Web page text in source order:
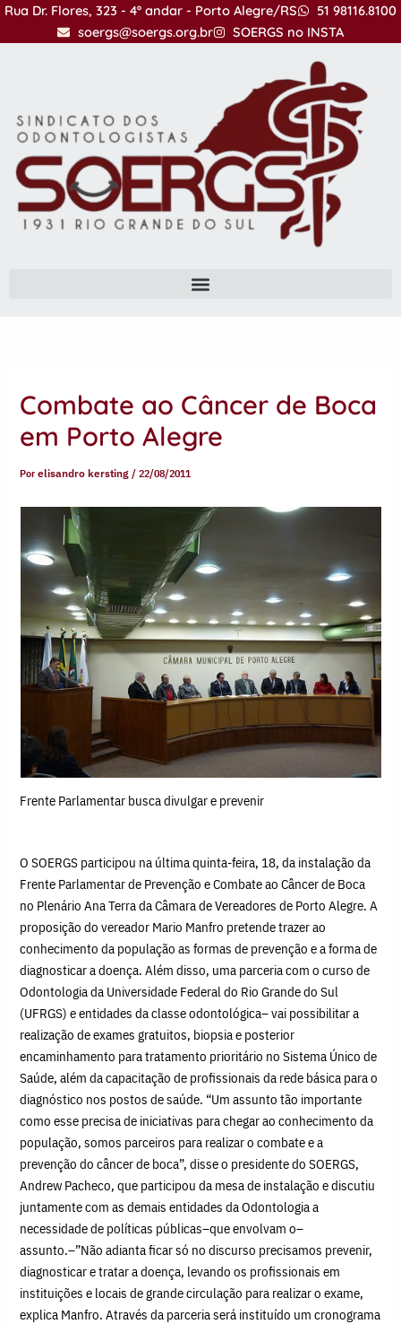
IrRua Dr. Flores, 323 - 4º andar - Porto Alegre/RS
51 98116.8100
soergs@soergs.org.br
SOERGS no INSTA
Combate ao Câncer de Boca
em Porto Alegre
Porelisandro kersting /22/08/2011
Frente Parlamentar busca divulgar e prevenir
O SOERGS participou na última quinta-feira, 18, da instalação da
Frente Parlamentar de Prevenção e Combate ao Câncer de Boca
no Plenário Ana Terra da Câmara de Vereadores de Porto Alegre. A
proposição do vereador Mario Manfro pretende trazer ao
conhecimento da população as formas de prevenção e a forma de
diagnosticar a doença. Além disso, uma parceria com o curso de
Odontologia da Universidade Federal do Rio Grande do Sul
(UFRGS) e entidades da classe odontológica– vai possibilitar a
realização de exames gratuitos, biopsia e posterior
encaminhamento para tratamento prioritário no Sistema Único de
Saúde, além da capacitação de profissionais da rede básica para o
diagnóstico nos postos de saúde. “Um assunto tão importante
como esse precisa de iniciativas para chegar ao conhecimento da
população, somos parceiros para realizar o combate e a
prevenção do câncer de boca”, disse o presidente do SOERGS,
Andrew Pacheco, que participou da mesa de instalação e discutiu
juntamente com as demais entidades da Odontologia a
necessidade de políticas públicas–que envolvam o–
assunto.–”Não adianta ficar só no discurso precisamos prevenir,
diagnosticar e tratar a doença, levando os profissionais em
instituições e locais de grande circulação para realizar o exame,
explica Manfro. Através da parceria será instituído um cronograma